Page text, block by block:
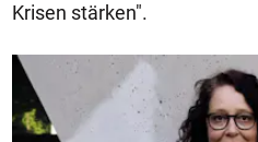
Krisen stärken".